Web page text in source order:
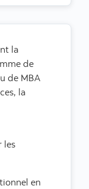
la
de
de MBA
la
les
en